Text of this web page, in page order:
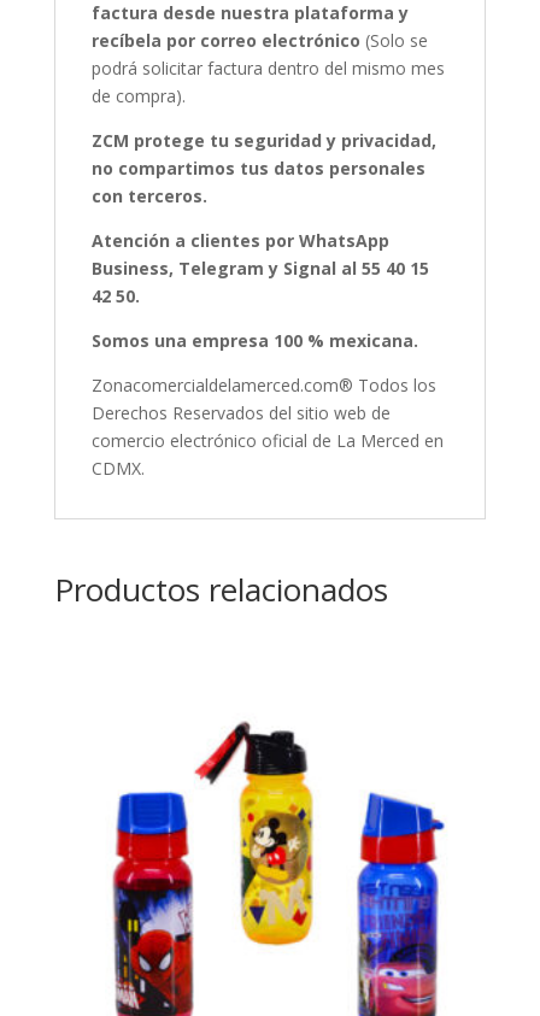
factura desde nuestra plataforma y
recíbela por correo electrónico (Solo se
podrá solicitar factura dentro del mismo mes
de compra).
ZCM protege tu seguridad y privacidad,
no compartimos tus datos personales
con terceros.
Atención a clientes por WhatsApp
Business, Telegram y Signal al 55 40 15
42 50.
Somos una empresa 100 % mexicana.
Zonacomercialdelamerced.com® Todos los
Derechos Reservados del sitio web de
comercio electrónico oficial de La Merced en
CDMX.
Productos relacionados